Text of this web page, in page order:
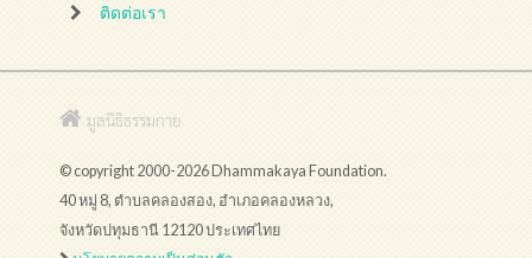
ติดต่อเรา
มูลนิธิธรรมกาย
© copyright 2000-2026 Dhammakaya Foundation.
40 หมู่ 8, ตำบลคลองสอง, อำเภอคลองหลวง,
จังหวัดปทุมธานี 12120 ประเทศไทย